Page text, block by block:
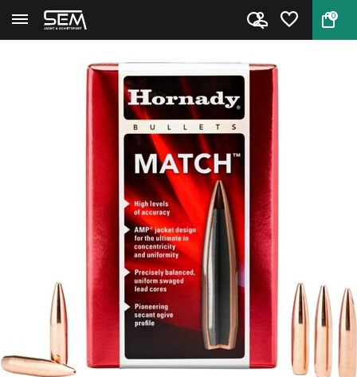
0
Terug Home Hornady Kogelkoppen .224 BTHP ...